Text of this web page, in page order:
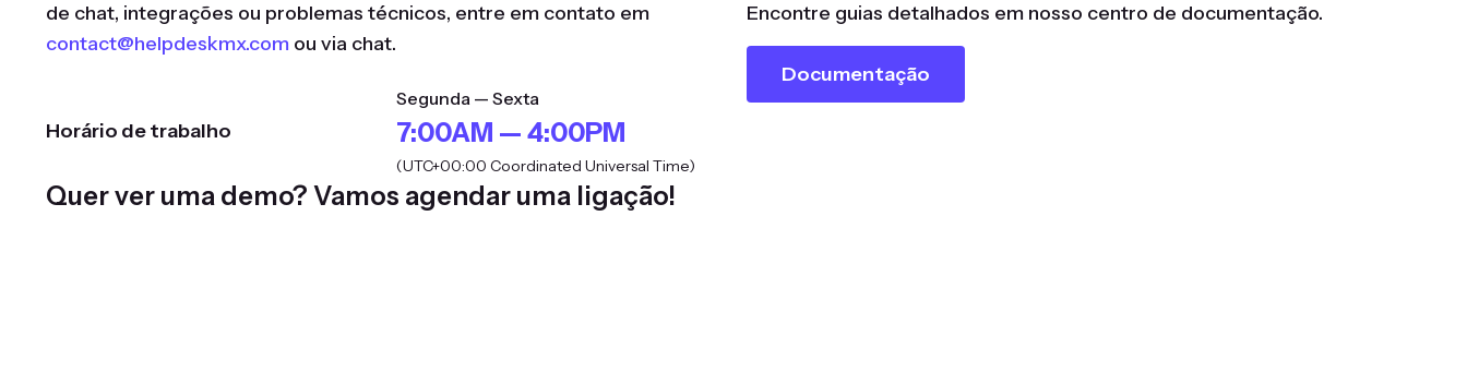
de chat, integrações ou problemas técnicos, entre em contato em
contact@helpdeskmx.com ou via chat.
Horário de trabalho
Segunda — Sexta
7:00AM — 4:00PM
(UTC+00:00 Coordinated Universal Time)
Encontre guias detalhados em nosso centro de documentação.
Documentação
Quer ver uma demo? Vamos agendar uma ligação!